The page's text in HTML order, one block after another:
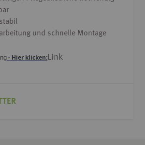
und schnelle Montage
- Hier klicken: Link